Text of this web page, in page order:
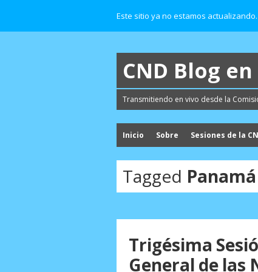
Este sitio ya no estamos
CND Blog
Transmitiendo en vivo desde la
Inicio Sobre Sesiones de la
Tagged Panamá
Trigésima
General de las